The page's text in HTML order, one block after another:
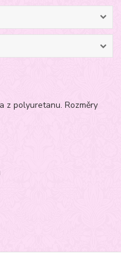
z polyuretanu. Rozměry